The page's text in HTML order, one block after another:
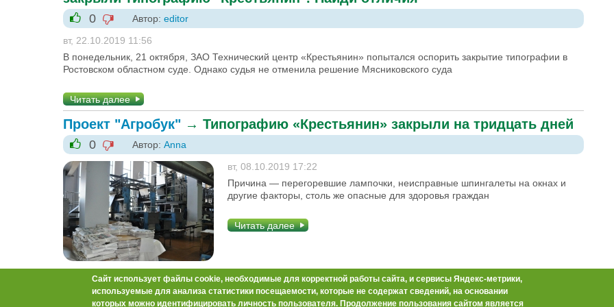
+1
0
-1
Автор: editor
вт, 22.10.2019 11:56
В понедельник, 21 октября, ЗАО Технический центр «Крестьянин» попытался оспорить закрытие типографии в
Ростовском областном суде. Однако судья не отменила решение Мясниковского суда
Читать далее
Проект "Агробук" → Типографию «Крестьянин» закрыли на тридцать дней
+1
0
-1
Автор: Anna
вт, 08.10.2019 17:22
Причина — перегоревшие лампочки, неисправные шпингалеты на окнах и
другие факторы, столь же опасные для здоровья граждан
Читать далее
Разное→Конкуренты не дождались решения суда
Сайт использует файлы cookie, необходимые для корректной работы сайта, и сервисы Яндекс-метрики,
используемые для анализа статистики посещаемости, которые не содержат сведений, на основании
которых можно идентифицировать личность пользователя. Продолжение пользования сайтом является